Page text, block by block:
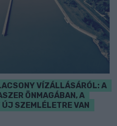
VÍZÁLLÁSÁRÓL: A
ÖNMAGÁBAN, A
SZEMLÉLETRE VAN